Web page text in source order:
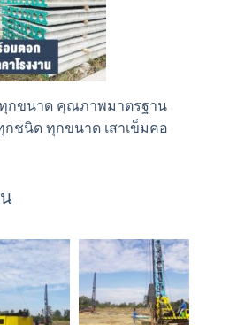
กขนาด คุณภาพมาตรฐาน
กชนิด ทุกขนาด เสาเข็มคอ